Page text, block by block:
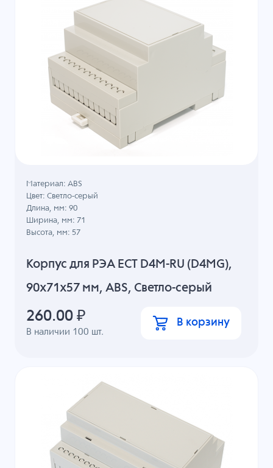
Корпус для РЭА ECT D4M-RU (D4MG),
90x71x57 мм, ABS, Светло-серый
В наличии 100 шт.
Материал: ABS
Цвет: Светло-серый
Длина, мм: 90
Ширина, мм: 71
Высота, мм: 57
260.00 ₽ В корзину